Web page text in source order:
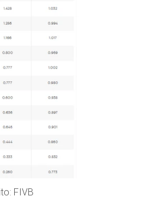
FIVB